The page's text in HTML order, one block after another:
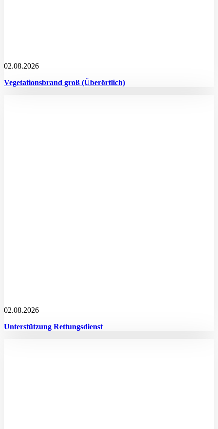
02.08.2026
Vegetationsbrand groß (Überörtlich)
02.08.2026
Unterstützung Rettungsdienst